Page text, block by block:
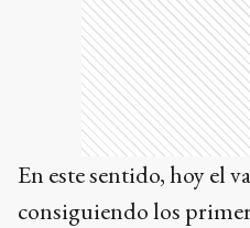
En este sentido, hoy el
consiguiendo los